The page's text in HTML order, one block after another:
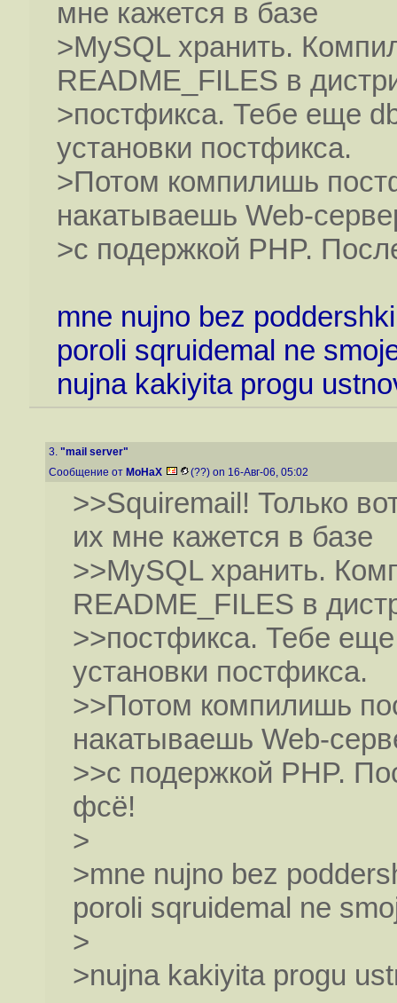
мне кажется в базе
>MySQL хранить.
README_FILES в
>постфикса. Тебе еще
установки постфикса.
>Потом компилишь
накатываешь Web-
>с подержкой PHP.
mne nujno bez
poroli sqruidemal ne
nujna kakiyita progu
3. "mail server"
Сообщение от MoHaX (??) on 16-Авг-06, 05:02
>>Squiremail! Только
их мне кажется в базе
>>MySQL хранить.
README_FILES в
>>постфикса. Тебе
установки постфикса.
>>Потом компилишь
накатываешь Web-
>>с подержкой PHP.
фсё!
>
>mne nujno bez
poroli sqruidemal ne
>
>nujna kakiyita progu